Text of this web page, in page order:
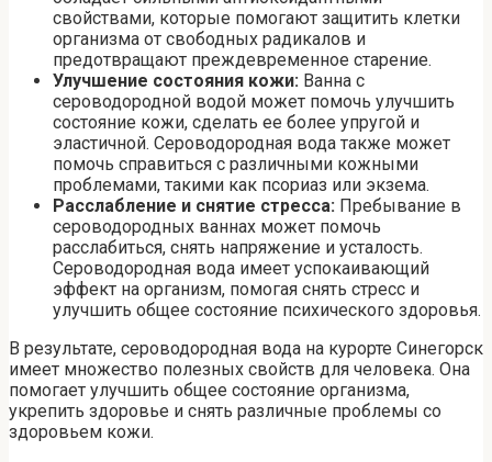
свойствами, которые помогают защитить клетки
организма от свободных радикалов и
предотвращают преждевременное старение.
Улучшение состояния кожи: Ванна с
сероводородной водой может помочь улучшить
состояние кожи, сделать ее более упругой и
эластичной. Сероводородная вода также может
помочь справиться с различными кожными
проблемами, такими как псориаз или экзема.
Расслабление и снятие стресса: Пребывание в
сероводородных ваннах может помочь
расслабиться, снять напряжение и усталость.
Сероводородная вода имеет успокаивающий
эффект на организм, помогая снять стресс и
улучшить общее состояние психического здоровья.
В результате, сероводородная вода на курорте Синегорск
имеет множество полезных свойств для человека. Она
помогает улучшить общее состояние организма,
укрепить здоровье и снять различные проблемы со
здоровьем кожи.